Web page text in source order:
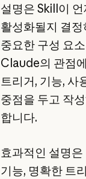
설명은 Skill이 언
활성화될지 결
중요한 구성 요
Claude의 관점
트리거, 기능, 사
중점을 두고 작
합니다.
효과적인 설명은
기능, 명확한 트